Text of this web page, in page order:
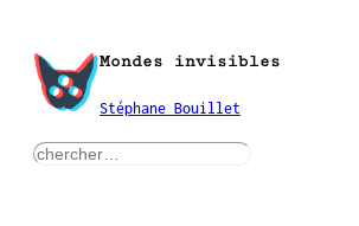
contenu
Mondes invisibles
Stéphane Bouillet
rechercher